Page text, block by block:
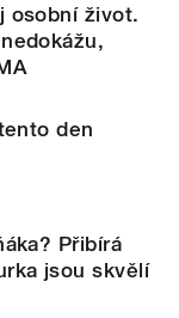
osobní život.
den
Přibírá
jsou skvělí